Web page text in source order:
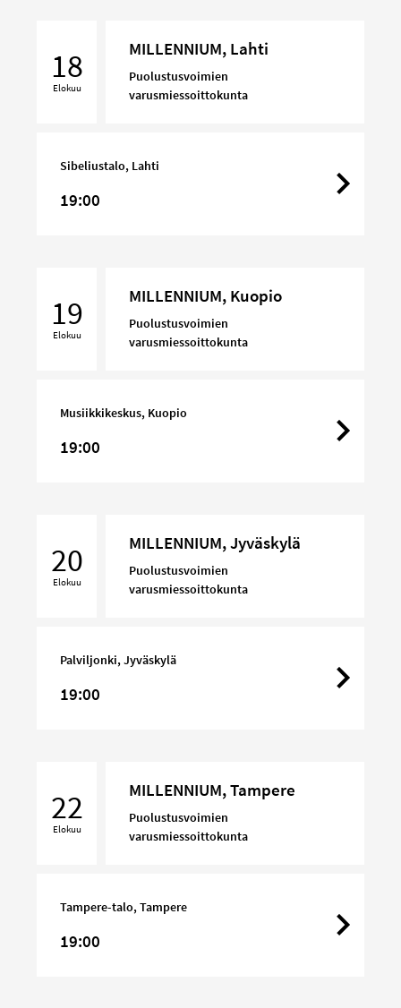
18
Elokuu
MILLENNIUM, Lahti
Puolustusvoimien
varusmiessoittokunta
Sibeliustalo, Lahti
19:00
19
Elokuu
MILLENNIUM, Kuopio
Puolustusvoimien
varusmiessoittokunta
Musiikkikeskus, Kuopio
19:00
20
Elokuu
MILLENNIUM, Jyväskylä
Puolustusvoimien
varusmiessoittokunta
Palviljonki, Jyväskylä
19:00
22
Elokuu
MILLENNIUM, Tampere
Puolustusvoimien
varusmiessoittokunta
Tampere-talo, Tampere
19:00